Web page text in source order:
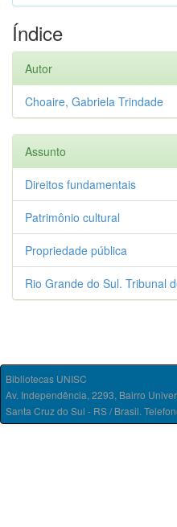
Índice
Autor
Choaire, Gabriela Trindade
Assunto
Direitos fundamentais
Patrimônio cultural
Propriedade pública
Rio Grande do Sul. Tribunal
Bibliotecas UNISC
Av. Independência, 2293, Bairro
Santa Cruz do Sul - RS / Brasil.